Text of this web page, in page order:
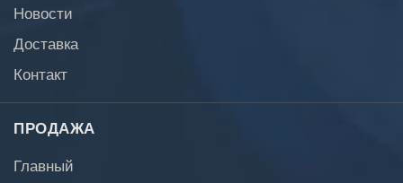
Новости
Доставка
Контакт
ПРОДАЖА
Главный